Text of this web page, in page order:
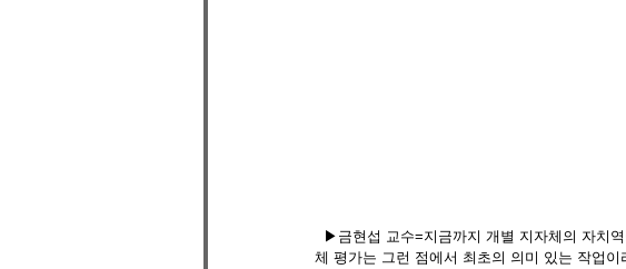
체 평가는 그런 점에서 최초의 의미 있는 작업이